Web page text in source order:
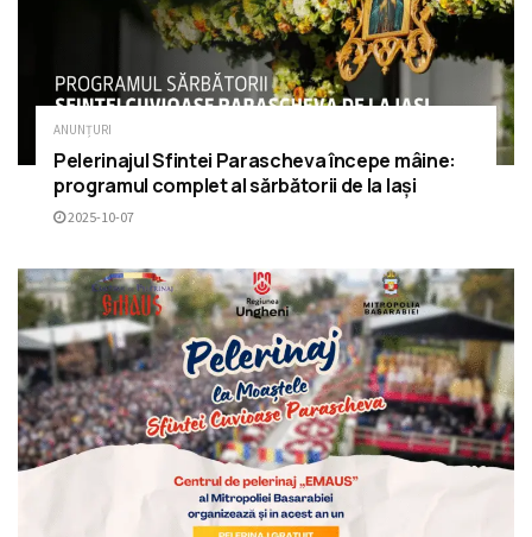
ANUNȚURI
Pelerinajul Sfintei Parascheva începe mâine:
programul complet al sărbătorii de la Iași
2025-10-07